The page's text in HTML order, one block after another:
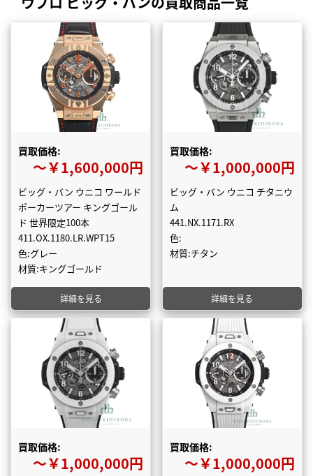
買取価格:
〜￥1,600,000円
ビッグ・バン ウニコ ワールド
ポーカーツアー キングゴール
ド 世界限定100本
411.OX.1180.LR.WPT15
色:グレー
材質:キングゴールド
詳細を見る
買取価格:
〜￥1,000,000円
ビッグ・バン ウニコ チタニウ
ム
441.NX.1171.RX
色:
材質:チタン
詳細を見る
買取価格:
〜￥1,000,000円
買取価格:
〜￥1,000,000円